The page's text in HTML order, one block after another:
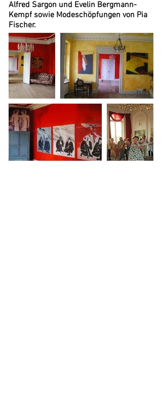
Alfred Sargon und Evelin Bergmann-
Kempf sowie Modeschöpfungen von Pia
Fischer.